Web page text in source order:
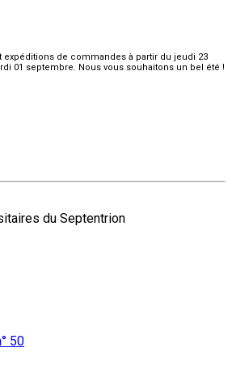
expéditions de commandes à partir du jeudi 23
01 septembre. Nous vous souhaitons un bel été !
du Septentrion
50